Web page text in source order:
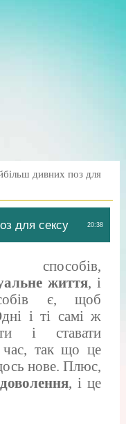
дивних поз для
20:38
для сексу
життя, і
є, щоб
і ті самі ж
і ставати
так що це
нове. Плюс,
, і це